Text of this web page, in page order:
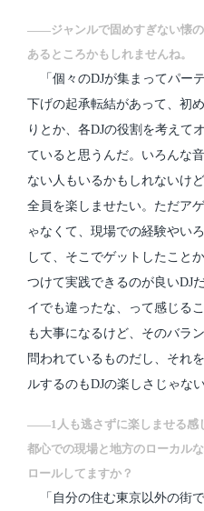
――ジャンルで固めすぎない懐
あるところかもしれませんね。
「個々のDJが集まってパー
下げの起承転結があって、初
りとか、各DJの役割を考えて
ていると思うんだ。いろんな
ない人もいるかもしれないけ
全員を楽しませたい。ただア
ゃなくて、現場での経験やい
して、そこでゲットしたこと
つけて実践できるのが良いDJ
イでも違ったな、って感じる
も大事になるけど、そのバラ
問われているものだし、それ
ルするのもDJの楽しさじゃない
――1人も逃さずに楽しませる感
都心での現場と地方のローカル
ロールしてますか？
「自分の住む東京以外の街